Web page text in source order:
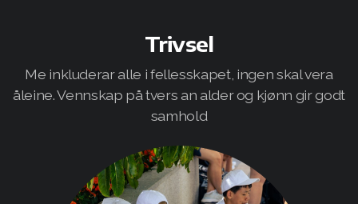
Trivsel
Me inkluderar alle i fellesskapet, ingen skal vera
åleine. Vennskap på tvers an alder og kjønn gir godt
samhold